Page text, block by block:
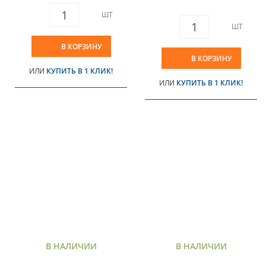
ШТ
В КОРЗИНУ
ИЛИ КУПИТЬ В 1 КЛИК!
ШТ
В КОРЗИНУ
ИЛИ КУПИТЬ В 1 КЛИК!
В НАЛИЧИИ
В НАЛИЧИИ